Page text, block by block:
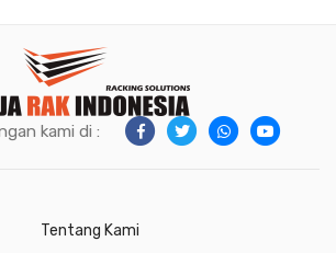
kami di :
Tentang Kami